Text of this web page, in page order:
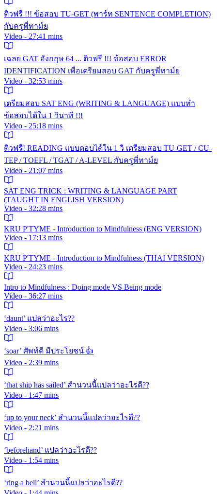
ติวฟรี !!! ข้อสอบ TU-GET (พาร์ท SENTENCE COMPLETION)
กับครูพี่ทาม์ย
Video - 27:41 mins
เฉลย GAT อังกฤษ 64 ... ติวฟรี !!! ข้อสอบ ERROR
IDENTIFICATION เพื่อเตรียมสอบ GAT กับครูพี่ทาม์ย
Video - 32:53 mins
เตรียมสอบ SAT ENG (WRITING & LANGUAGE) แบบทำ
ข้อสอบได้ใน 1 วินาที !!!
Video - 25:18 mins
ติวฟรี! READING แบบตอบได้ใน 1 วิ เตรียมสอบ TU-GET / CU-
TEP / TOEFL / TGAT / A-LEVEL กับครูพี่ทาม์ย
Video - 21:07 mins
SAT ENG TRICK : WRITING & LANGUAGE PART
(TAUGHT IN ENGLISH VERSION)
Video - 32:28 mins
KRU P'TYME - Introduction to Mindfulness (ENG VERSION)
Video - 17:13 mins
KRU P'TYME - Introduction to Mindfulness (THAI VERSION)
Video - 24:23 mins
Intro to Mindfulness : Doing mode VS Being mode
Video - 36:27 mins
‘daunt’ แปลว่าอะไร??
Video - 3:06 mins
‘soar’ ศัพท์ดี มีประโยชน์ 👍
Video - 2:39 mins
‘that ship has sailed’ สำนวนนี้แปลว่าอะไรดี??
Video - 1:47 mins
‘up to your neck’ สำนวนนี้แปลว่าอะไรดี??
Video - 2:21 mins
‘beforehand’ แปลว่าอะไรดี??
Video - 1:54 mins
‘ring a bell’ สำนวนนี้แปลว่าอะไรดี??